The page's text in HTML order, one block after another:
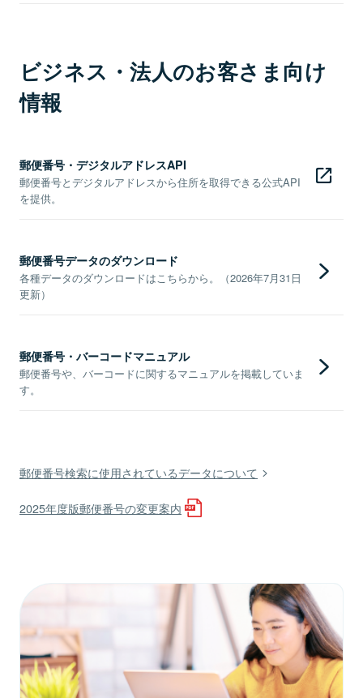
ビジネス・法人のお客さま向け
情報
郵便番号・デジタルアドレスAPI
郵便番号とデジタルアドレスから住所を取得できる公式API
を提供。
郵便番号データのダウンロード
各種データのダウンロードはこちらから。（2026年7月31日
更新）
郵便番号・バーコードマニュアル
郵便番号や、バーコードに関するマニュアルを掲載していま
す。
郵便番号検索に使用されているデータについて
2025年度版郵便番号の変更案内